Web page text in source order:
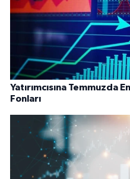
Yatırımcısına Temmuzda
Fonları